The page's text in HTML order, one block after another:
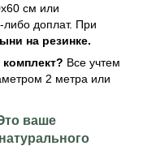
см или
доплат. При
на резинке.
Все учтем
2 метра или
ваше